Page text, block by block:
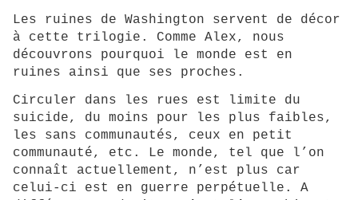
Les ruines de Washington servent de décor
à cette trilogie. Comme Alex, nous
découvrons pourquoi le monde est en
ruines ainsi que ses proches.
Circuler dans les rues est limite du
suicide, du moins pour les plus faibles,
les sans communautés, ceux en petit
communauté, etc. Le monde, tel que l’on
connaît actuellement, n’est plus car
celui-ci est en guerre perpétuelle. A